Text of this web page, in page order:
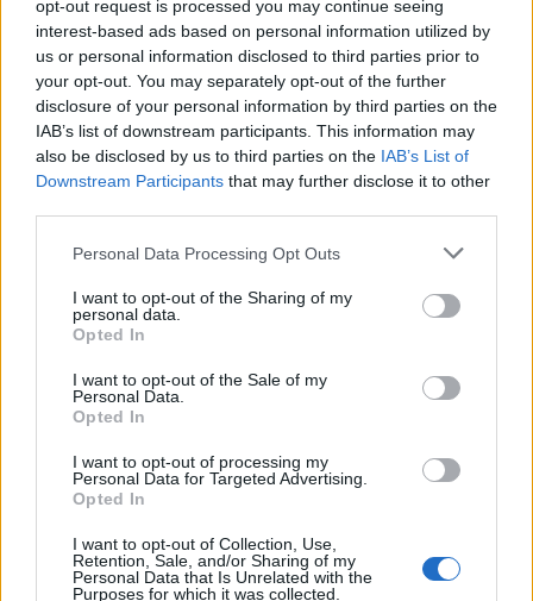
opt-out request is processed you may continue seeing
interest-based ads based on personal information utilized by
us or personal information disclosed to third parties prior to
your opt-out. You may separately opt-out of the further
disclosure of your personal information by third parties on the
IAB’s list of downstream participants. This information may
also be disclosed by us to third parties on the IAB’s List of
Downstream Participants that may further disclose it to other
Personal Data Processing Opt Outs
I want to opt-out of the Sharing of my
personal data.
Opted In
I want to opt-out of the Sale of my
Personal Data.
Opted In
I want to opt-out of processing my
Personal Data for Targeted Advertising.
Opted In
I want to opt-out of Collection, Use,
Retention, Sale, and/or Sharing of my
Personal Data that Is Unrelated with the
Purposes for which it was collected.
«Όσοι έλεγαν πως θα μπουν στην Ελλάδα σε μια
νύχτα, δεν πήγαν κάτω από τα ερείπια για να
σώσουν έναν πολίτη. Οι Έλληνες ωστόσο που
θεωρούσαν εχθρό, το έκαναν».
«Οι υπεραιωνόβιοι γείτονές μας. Η ανθρωπιά
«Όποια γλώσσα και αν είναι μιλάμε, όποιο και
εάν είναι το χρώμα της σημαίας μας, τα χρώματα